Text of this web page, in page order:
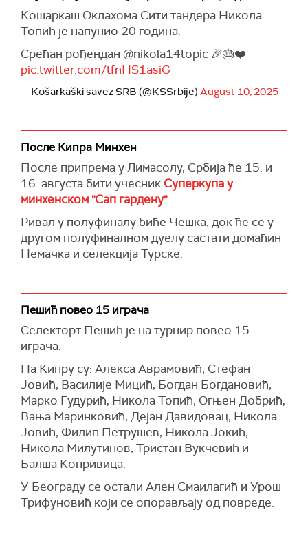
Кошаркаш Оклахома Сити тандера Никола
Топић је напунио 20 година.
Срећан рођендан @nikola14topic 🎉🎂❤️
pic.twitter.com/tfnHS1asiG
— Košarkaški savez SRB (@KSSrbije) August 10, 2025
После Кипра Минхен
После припрема у Лимасолу, Србија ће 15. и
16. августа бити учесник Суперкупа у
минхенском "Сап гардену".
Ривал у полуфиналу биће Чешка, док ће се у
другом полуфиналном дуелу састати домаћин
Немачка и селекција Турске.
Пешић повео 15 играча
Селекторт Пешић је на турнир повео 15
играча.
На Кипру су: Алекса Аврамовић, Стефан
Јовић, Василије Мицић, Богдан Богдановић,
Марко Гудурић, Никола Топић, Огњен Добрић,
Вања Маринковић, Дејан Давидовац, Никола
Јовић, Филип Петрушев, Никола Јокић,
Никола Милутинов, Тристан Вукчевић и
Балша Копривица.
У Београду се остали Ален Смаилагић и Урош
Трифуновић који се опорављају од повреде.